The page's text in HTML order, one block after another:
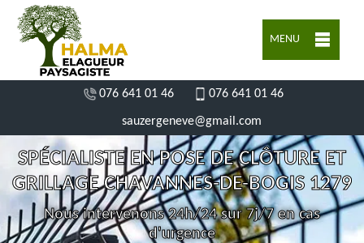
MENU
076 641 01 46 076 641 01 46
sauzergeneve@gmail.com
SPÉCIALISTE EN POSE DE CLÔTURE ET
GRILLAGE CHAVANNES-DE-BOGIS 1279
Nous intervenons 24h/24 sur 7j/7 en cas
d'urgence